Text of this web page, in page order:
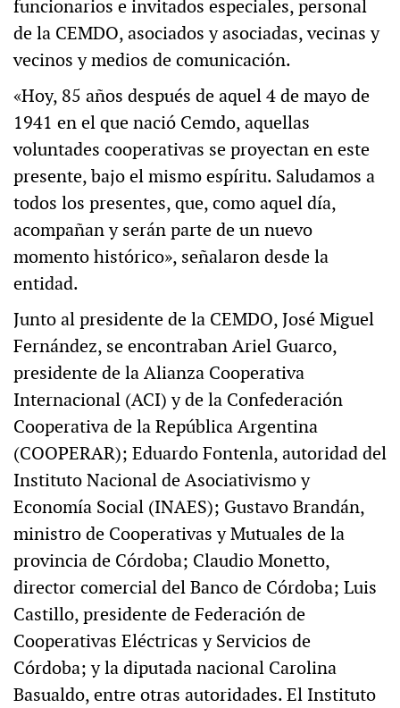
funcionarios e invitados especiales, personal
de la CEMDO, asociados y asociadas, vecinas y
vecinos y medios de comunicación.
«Hoy, 85 años después de aquel 4 de mayo de
1941 en el que nació Cemdo, aquellas
voluntades cooperativas se proyectan en este
presente, bajo el mismo espíritu. Saludamos a
todos los presentes, que, como aquel día,
acompañan y serán parte de un nuevo
momento histórico», señalaron desde la
entidad.
Junto al presidente de la CEMDO, José Miguel
Fernández, se encontraban Ariel Guarco,
presidente de la Alianza Cooperativa
Internacional (ACI) y de la Confederación
Cooperativa de la República Argentina
(COOPERAR); Eduardo Fontenla, autoridad del
Instituto Nacional de Asociativismo y
Economía Social (INAES); Gustavo Brandán,
ministro de Cooperativas y Mutuales de la
provincia de Córdoba; Claudio Monetto,
director comercial del Banco de Córdoba; Luis
Castillo, presidente de Federación de
Cooperativas Eléctricas y Servicios de
Córdoba; y la diputada nacional Carolina
Basualdo, entre otras autoridades. El Instituto